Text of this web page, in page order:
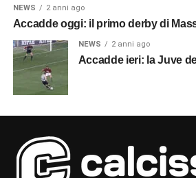
NEWS 2 anni ago
Accadde oggi: il primo derby di
NEWS 2 anni ago
Accadde ieri: la Juve